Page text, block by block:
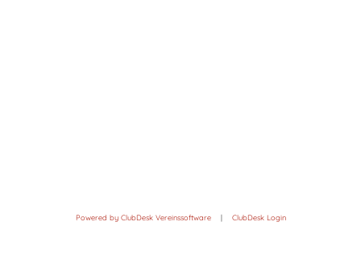
Powered by ClubDesk Vereinssoftware| ClubDesk Login